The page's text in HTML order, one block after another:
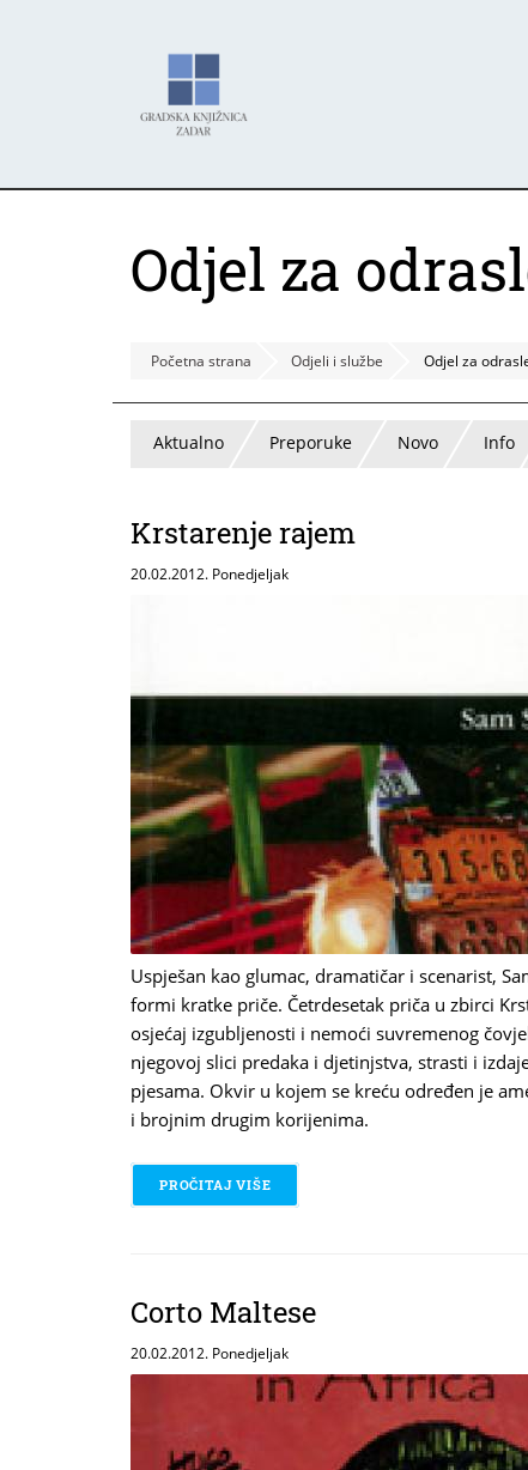
Odjel za
Početna strana Odjeli i službe Odjel za
Aktualno Preporuke Novo Info
Krstarenje rajem
20.02.2012. Ponedjeljak
Uspješan kao glumac, dramatičar i scenarist,
formi kratke priče. Četrdesetak priča u zbirci
osjećaj izgubljenosti i nemoći suvremenog
njegovoj slici predaka i djetinjstva, strasti i
pjesama. Okvir u kojem se kreću određen je
i brojnim drugim korijenima.
PROČITAJ VIŠE
Corto Maltese
20.02.2012. Ponedjeljak